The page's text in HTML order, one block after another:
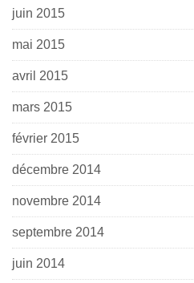
juin 2015
mai 2015
avril 2015
mars 2015
février 2015
décembre 2014
novembre 2014
septembre 2014
juin 2014